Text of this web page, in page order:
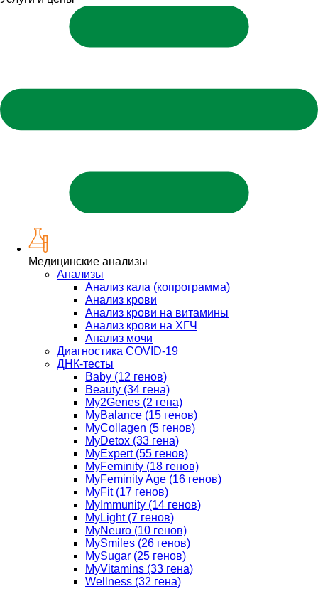
Медицинские анализы
Анализы
Анализ кала (копрограмма)
Анализ крови
Анализ крови на витамины
Анализ крови на ХГЧ
Анализ мочи
Диагностика COVID-19
ДНК-тесты
Baby (12 генов)
Beauty (34 гена)
My2Genes (2 гена)
MyBalance (15 генов)
MyCollagen (5 генов)
MyDetox (33 гена)
MyExpert (55 генов)
MyFeminity (18 генов)
MyFeminity Age (16 генов)
MyFit (17 генов)
MyImmunity (14 генов)
MyLight (7 генов)
MyNeuro (10 генов)
MySmiles (26 генов)
MySugar (25 генов)
MyVitamins (33 гена)
Wellness (32 гена)